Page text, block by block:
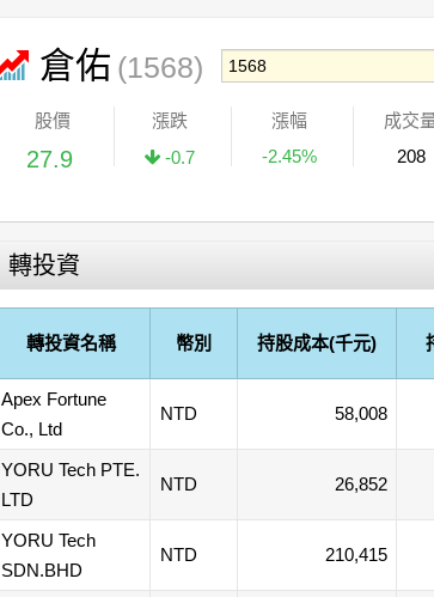
倉佑 (1568)
股價
27.9
漲跌
-0.7
漲幅
-2.45%
成交
208
轉投資
轉投資名稱 幣別 持股成本(千元)
Apex Fortune
Co., Ltd
NTD 58,008
YORU Tech PTE.
LTD
NTD 26,852
YORU Tech
SDN.BHD
NTD 210,415